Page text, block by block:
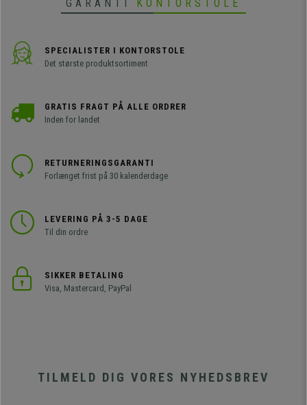
GARANTI KONTORSTOLE
SPECIALISTER I KONTORSTOLE
Det største produktsortiment
GRATIS FRAGT PÅ ALLE ORDRER
Inden for landet
RETURNERINGSGARANTI
Forlænget frist på 30 kalenderdage
LEVERING PÅ 3-5 DAGE
Til din ordre
SIKKER BETALING
Visa, Mastercard, PayPal
TILMELD DIG VORES NYHEDSBREV